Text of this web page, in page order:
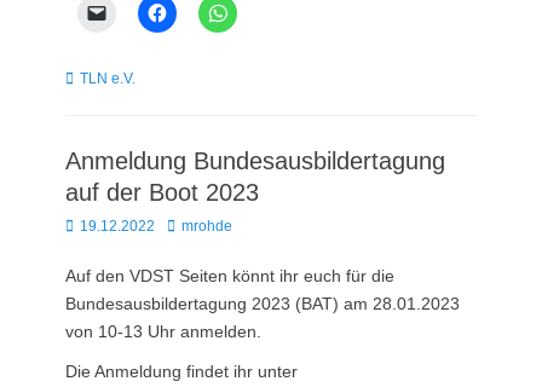
Kategorien
TLN e.V.
Anmeldung Bundesausbildertagung
auf der Boot 2023
Posted
19.12.2022 Autor
mrohde
Auf den VDST Seiten könnt ihr euch für die
Bundesausbildertagung 2023 (BAT) am 28.01.2023
von 10-13 Uhr anmelden.
Die Anmeldung findet ihr unter